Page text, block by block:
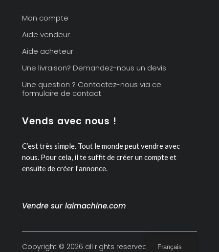
Mon compte
Aide vendeur
Aide acheteur
Une livraison? Demandez-nous un devis
Une question ? Contactez-nous via ce
formulaire de contact.
Vends avec nous !
C’est très simple. Tout le monde peut vendre avec
nous. Pour cela, il te suffit de créer un compte et
ensuite de créer l’annonce.
Vendre sur lalmachine.com
Copyright © 2026 all rights reserved Français